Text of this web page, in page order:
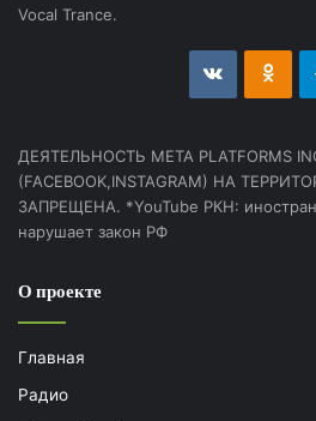
Vocal Trance.
vk.com
ДЕЯТЕЛЬНОСТЬ МЕТА PLATFORMS
(FACEBOOK,INSTAGRAM) НА
ЗАПРЕЩЕНА. *YouTube РКН:
нарушает закон РФ
О проекте
Главная
Радио